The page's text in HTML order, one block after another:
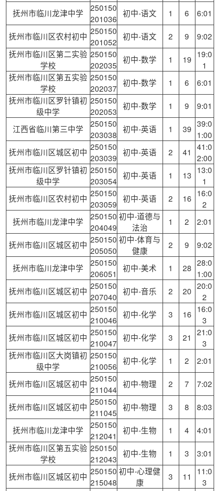
抚州市临川龙津中学
250150
201036
初中-语文 1 6 6:01
抚州市临川区农村初中 250150
201052
初中-语文 2 9
9:02
抚州市临川区第二实验
学校
250150
202035
初中-数学 1 19 19:0
1
抚州市临川区第五实验
学校
250150
202037
初中-数学 1 6
6:01
抚州市临川区罗针镇初
级中学
250150
202053
初中-数学 1 9 9:01
江西省临川第三中学
250150
203038
初中-英语 1 39 39:0
1:00
抚州市临川区城区初中 250150
203039
初中-英语 2 41
41:0
2:00
抚州市临川区罗针镇初
级中学
250150
203054
初中-英语 1 13 13:0
1
抚州市临川区农村初中 250150
203059
初中-英语 2 16 16:0
2
抚州市临川龙津中学
250150
204049
初中-道德与
法治
1 2 2:01
抚州市临川区城区初中 250150
205050
初中-体育与
健康
2 9 9:02
抚州市临川龙津中学
250150
206051
初中-美术 1 28 28:0
1:00
抚州市临川区城区初中 250150
207040
初中-音乐 2 20 20:0
2
抚州市临川区城区初中 250150
210046
初中-化学 3 16 16:0
3
抚州市临川区城区初中 250150
210047
初中-化学 3 21
21:0
3
抚州市临川区大岗镇初
级中学
250150
210056
初中-化学 1 2 2:01
抚州市临川区城区初中 250150
211044
初中-物理 2 7 7:02
抚州市临川区城区初中 250150
211045
初中-物理 3 8 8:03
抚州市临川龙津中学
250150
212041
初中-生物 1 4
4:01
抚州市临川区第五实验
学校
250150
212043
初中-生物 1 3 3:01
抚州市临川区城区初中 250150
215048
初中-心理健
康
3 11
11:0
3